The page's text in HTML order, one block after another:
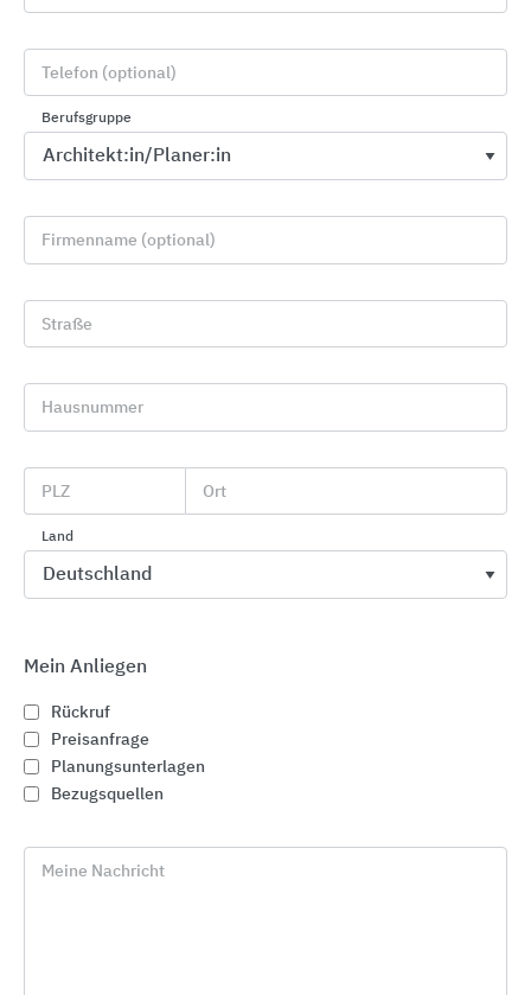
Telefon (optional)
Berufsgruppe
Firmenname (optional)
Straße
Hausnummer
PLZ Ort
Land
Mein Anliegen
Rückruf
Preisanfrage
Planungsunterlagen
Bezugsquellen
Meine Nachricht